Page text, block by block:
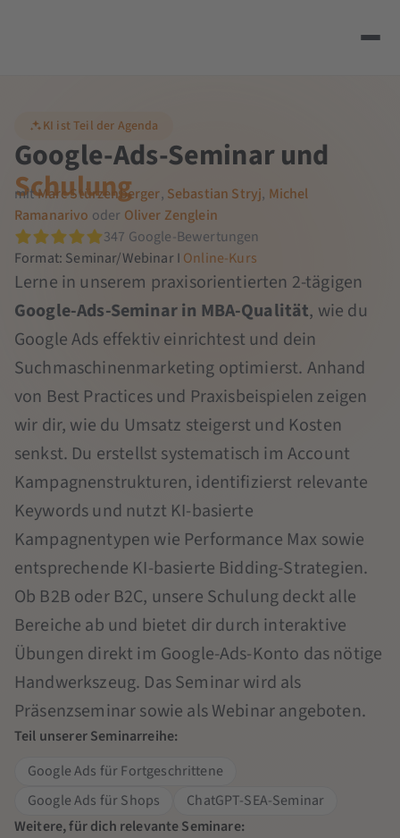
KI ist Teil der Agenda
Google-Ads-Seminar und
Schulung
mitMarc Stürzenberger, Sebastian Stryj, Michel
Ramanarivo oder Oliver Zenglein
347 Google-Bewertungen
Format: Seminar/Webinar I Online-Kurs
Lerne in unserem praxisorientierten 2-tägigen
Google-Ads-Seminar in MBA-Qualität, wie du
Google Ads effektiv einrichtest und dein
Suchmaschinenmarketing optimierst. Anhand
von Best Practices und Praxisbeispielen zeigen
wir dir, wie du Umsatz steigerst und Kosten
senkst. Du erstellst systematisch im Account
Kampagnenstrukturen, identifizierst relevante
Keywords und nutzt KI-basierte
Kampagnentypen wie Performance Max sowie
entsprechende KI-basierte Bidding-Strategien.
Ob B2B oder B2C, unsere Schulung deckt alle
Bereiche ab und bietet dir durch interaktive
Übungen direkt im Google-Ads-Konto das nötige
Handwerkszeug. Das Seminar wird als
Präsenzseminar sowie als Webinar angeboten.
Teil unserer Seminarreihe:
Google Ads für Fortgeschrittene
Google Ads für Shops
ChatGPT-SEA-Seminar
Weitere, für dich relevante Seminare: